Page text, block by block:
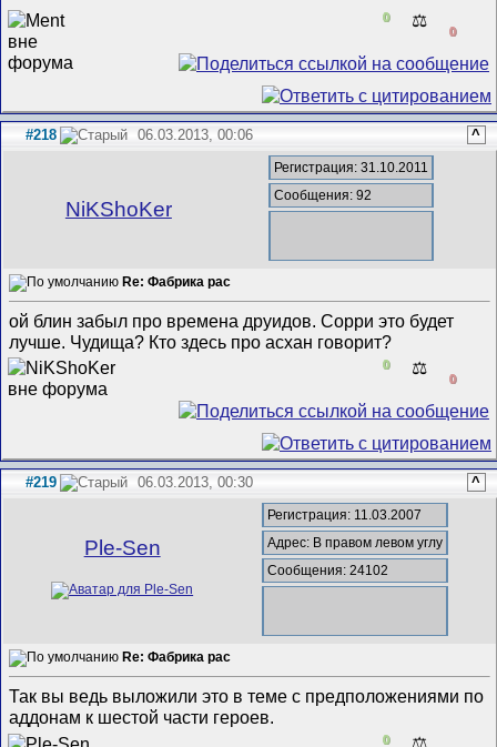
0 ⚖️
0
#218 06.03.2013, 00:06 ^
NiKShoKer
Регистрация: 31.10.2011
Сообщения: 92
Re: Фабрика рас
ой блин забыл про времена друидов. Сорри это будет
лучше. Чудища? Кто здесь про асхан говорит?
0 ⚖️
0
#219 06.03.2013, 00:30 ^
Ple-Sen
Регистрация: 11.03.2007
Адрес: В правом левом углу
Сообщения: 24102
Re: Фабрика рас
Так вы ведь выложили это в теме с предположениями по
аддонам к шестой части героев.
0